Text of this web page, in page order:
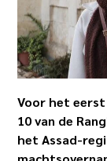
Voor het
10 van de
het Assad-